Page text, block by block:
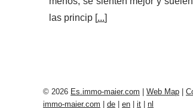
las princip [...]
© 2026 Es.immo-maier.com Web Map
immo-maier.com
de en it nl